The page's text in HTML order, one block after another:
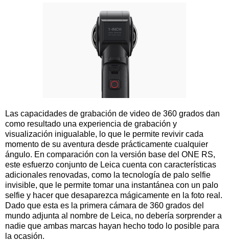
Las capacidades de grabación de video de 360 ​​grados dan
como resultado una experiencia de grabación y
visualización inigualable, lo que le permite revivir cada
momento de su aventura desde prácticamente cualquier
ángulo. En comparación con la versión base del ONE RS,
este esfuerzo conjunto de Leica cuenta con características
adicionales renovadas, como la tecnología de palo selfie
invisible, que le permite tomar una instantánea con un palo
selfie y hacer que desaparezca mágicamente en la foto real.
Dado que esta es la primera cámara de 360 ​​grados del
mundo adjunta al nombre de Leica, no debería sorprender a
nadie que ambas marcas hayan hecho todo lo posible para
la ocasión.